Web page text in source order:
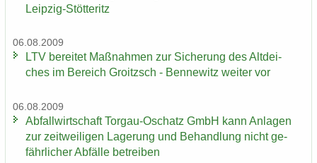
Leipzig-​Stötteritz
06.08.2009
LTV be­rei­tet Maß­nah­men zur Si­che­rung des Alt­dei­
ches im Be­reich Groitzsch - Ben­ne­witz wei­ter vor
06.08.2009
Ab­fall­wirt­schaft Torgau-​Oschatz GmbH kann An­la­gen
zur zeit­wei­li­gen La­ge­rung und Be­hand­lung nicht ge­
fähr­li­cher Ab­fäl­le be­trei­ben